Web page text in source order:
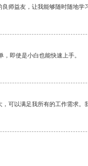
师益友，让我能够随时随地学
即使是小白也能快速上手。
可以满足我所有的工作需求。